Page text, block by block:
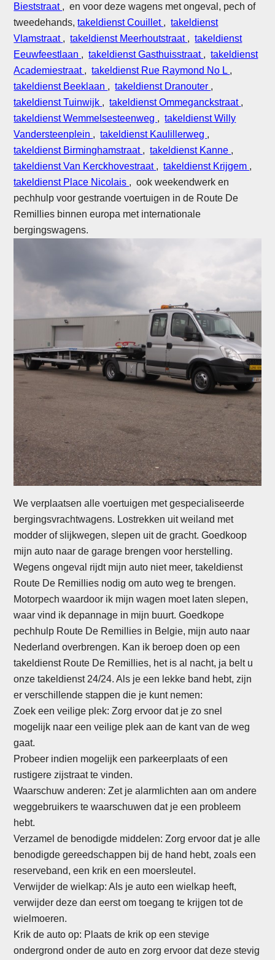
Bieststraat , en voor deze wagens met ongeval, pech of
tweedehands,takeldienst Couillet ,takeldienst
Vlamstraat ,takeldienst Meerhoutstraat ,takeldienst
Eeuwfeestlaan ,takeldienst Gasthuisstraat ,takeldienst
Academiestraat ,takeldienst Rue Raymond No L ,
takeldienst Beeklaan ,takeldienst Dranouter ,
takeldienst Tuinwijk ,takeldienst Ommeganckstraat ,
takeldienst Wemmelsesteenweg ,takeldienst Willy
Vandersteenplein ,takeldienst Kaulillerweg ,
takeldienst Birminghamstraat ,takeldienst Kanne ,
takeldienst Van Kerckhovestraat ,takeldienst Krijgem ,
takeldienst Place Nicolais , ook weekendwerk en
pechhulp voor gestrande voertuigen in de Route De
Remillies binnen europa met internationale
bergingswagens.
We verplaatsen alle voertuigen met gespecialiseerde
bergingsvrachtwagens. Lostrekken uit weiland met
modder of slijkwegen, slepen uit de gracht. Goedkoop
mijn auto naar de garage brengen voor herstelling.
Wegens ongeval rijdt mijn auto niet meer, takeldienst
Route De Remillies nodig om auto weg te brengen.
Motorpech waardoor ik mijn wagen moet laten slepen,
waar vind ik depannage in mijn buurt. Goedkope
pechhulp Route De Remillies in Belgie, mijn auto naar
Nederland overbrengen. Kan ik beroep doen op een
takeldienst Route De Remillies, het is al nacht, ja belt u
onze takeldienst 24/24. Als je een lekke band hebt, zijn
er verschillende stappen die je kunt nemen:
Zoek een veilige plek: Zorg ervoor dat je zo snel
mogelijk naar een veilige plek aan de kant van de weg
gaat.
Probeer indien mogelijk een parkeerplaats of een
rustigere zijstraat te vinden.
Waarschuw anderen: Zet je alarmlichten aan om andere
weggebruikers te waarschuwen dat je een probleem
hebt.
Verzamel de benodigde middelen: Zorg ervoor dat je alle
benodigde gereedschappen bij de hand hebt, zoals een
reserveband, een krik en een moersleutel.
Verwijder de wielkap: Als je auto een wielkap heeft,
verwijder deze dan eerst om toegang te krijgen tot de
wielmoeren.
Krik de auto op: Plaats de krik op een stevige
ondergrond onder de auto en zorg ervoor dat deze stevig